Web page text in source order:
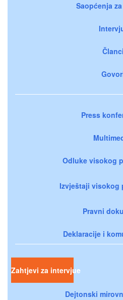
Saopćenja
Članci
Press
Odluke visokog
Izvještaji visokog
Pravni
Deklaracije i
Zahtjevi za intervjue
Dejtonski